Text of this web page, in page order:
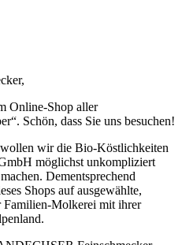
Online-Shop aller
Schön, dass Sie uns besuchen!
wir die Bio-Köstlichkeiten
möglichst unkompliziert
Dementsprechend
Shops auf ausgewählte,
Familien-Molkerei mit ihrer